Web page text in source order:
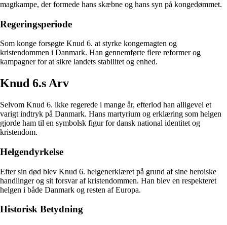
magtkampe, der formede hans skæbne og hans syn på kongedømmet.
Regeringsperiode
Som konge forsøgte Knud 6. at styrke kongemagten og
kristendommen i Danmark. Han gennemførte flere reformer og
kampagner for at sikre landets stabilitet og enhed.
Knud 6.s Arv
Selvom Knud 6. ikke regerede i mange år, efterlod han alligevel et
varigt indtryk på Danmark. Hans martyrium og erklæring som helgen
gjorde ham til en symbolsk figur for dansk national identitet og
kristendom.
Helgendyrkelse
Efter sin død blev Knud 6. helgenerklæret på grund af sine heroiske
handlinger og sit forsvar af kristendommen. Han blev en respekteret
helgen i både Danmark og resten af Europa.
Historisk Betydning